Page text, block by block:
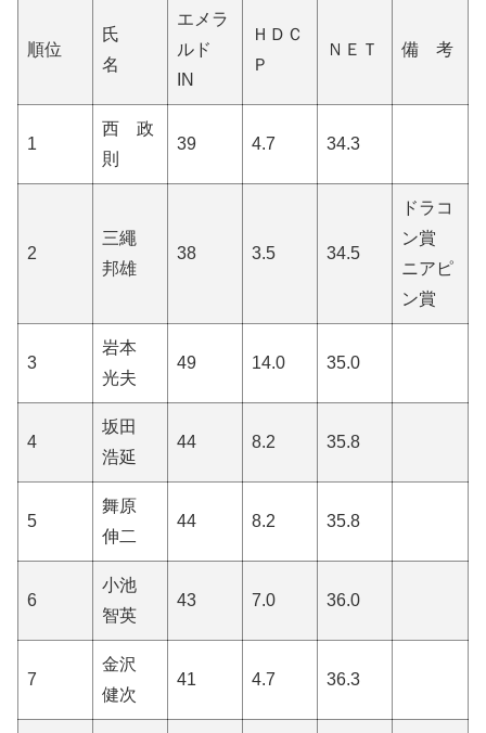
順位
氏
名
エメラ
ルド
IN
ＨＤＣ
Ｐ
ＮＥＴ 備 考
1
西 政
則
39 4.7 34.3
2
三繩
邦雄
38 3.5 34.5
ドラコ
ン賞
ニアピ
ン賞
3
岩本
光夫
49 14.0 35.0
4
坂田
浩延
44 8.2 35.8
5
舞原
伸二
44 8.2 35.8
6
小池
智英
43 7.0 36.0
7
金沢
健次
41 4.7 36.3